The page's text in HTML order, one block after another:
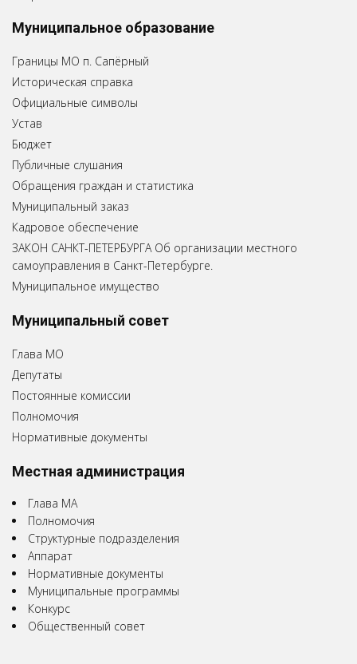
Муниципальное образование
Границы МО п. Сапёрный
Историческая справка
Официальные символы
Устав
Бюджет
Публичные слушания
Обращения граждан и статистика
Муниципальный заказ
Кадровое обеспечение
ЗАКОН САНКТ-ПЕТЕРБУРГА Об организации местного
самоуправления в Санкт-Петербурге.
Муниципальное имущество
Муниципальный совет
Глава МО
Депутаты
Постоянные комиссии
Полномочия
Нормативные документы
Местная администрация
Глава МА
Полномочия
Структурные подразделения
Аппарат
Нормативные документы
Муниципальные программы
Конкурс
Общественный совет